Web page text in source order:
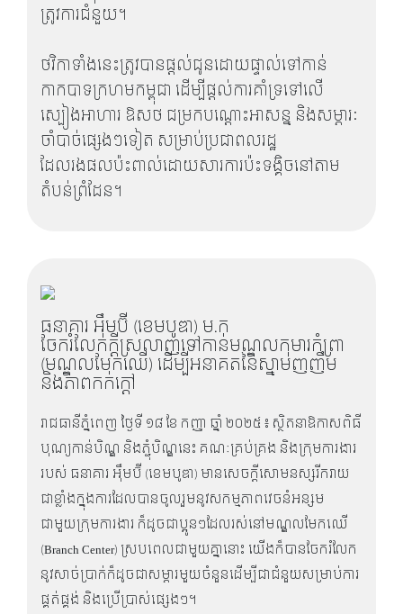
ត្រូវការជំនួយ។
ថវិកាទាំងនេះត្រូវបានផ្តល់ជូនដោយផ្ទាល់ទៅកាន់
កាកបាទក្រហមកម្ពុជា ដើម្បីផ្តល់ការគាំទ្រទៅលើ
ស្បៀងអាហារ ឱសថ ជម្រកបណ្តោះអាសន្ន និងសម្ភារៈ
ចាំបាច់ផ្សេងៗទៀត សម្រាប់ប្រជាពលរដ្ឋ
ដែលរងផលប៉ះពាល់ដោយសារការប៉ះទង្គិចនៅតាម
តំបន់ព្រំដែន។
ធនាគារ អុឹមប៊ី (ខេមបូឌា) ម.ក
ចែករំលែកក្តីស្រលាញ់ទៅកាន់មណ្ឌលកុមារកំព្រា
(មណ្ឌលមែកឈើ) ដើម្បីអនាគតនៃស្នាមញញឹម
និងភាពកក់ក្តៅ
រាជធានីភ្នំពេញ ថ្ងៃទី ១៨ ខែ កញ្ញា ឆ្នាំ ២០២៥ ៖ ស្ថិតនាឱកាសពិធី
បុណ្យកាន់បិណ្ឌ និងភ្ជុំបិណ្ឌនេះ គណៈគ្រប់គ្រង និងក្រុមការងារ
របស់ ធនាគារ អុឹមប៊ី (ខេមបូឌា) មានសេចក្តីសោមនស្សរីករាយ
ជាខ្លាំងក្នុងការដែលបានចូលរួមនូវសកម្មភាពវេចនំអន្សម
ជាមួយក្រុមការងារ ក៏ដូចជាប្អូនៗដែលរស់នៅមណ្ឌលមែកឈើ
(Branch Center) ស្របពេលជាមួយគ្នានោះ យើងក៏បានចែករំលែក
នូវសាច់ប្រាក់ក៏ដូចជាសម្ភារមួយចំនួនដើម្បីជាជំនួយសម្រាប់ការ
ផ្គត់ផ្គង់ និងប្រើប្រាស់ផ្សេងៗ។